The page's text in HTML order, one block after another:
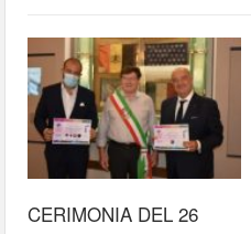
CERIMONIA DEL 26